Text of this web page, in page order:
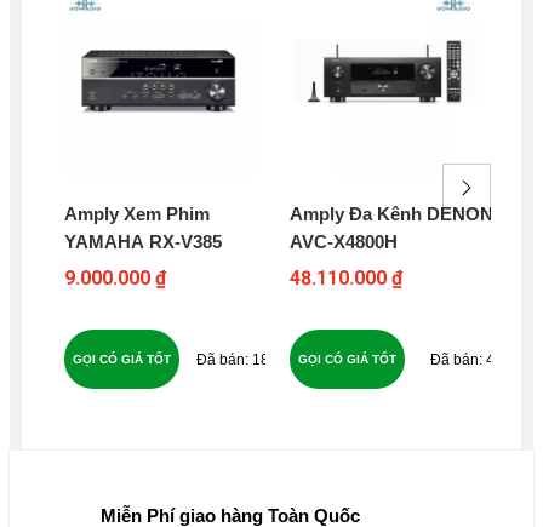
Amply Xem Phim
YAMAHA RX-V385
9.000.000 ₫
183
GỌI CÓ GIÁ TỐT
Amply Đa Kênh DENON
AVC-X4800H
48.110.000 ₫
43
GỌI CÓ GIÁ TỐT
Miễn Phí giao hàng Toàn Quốc